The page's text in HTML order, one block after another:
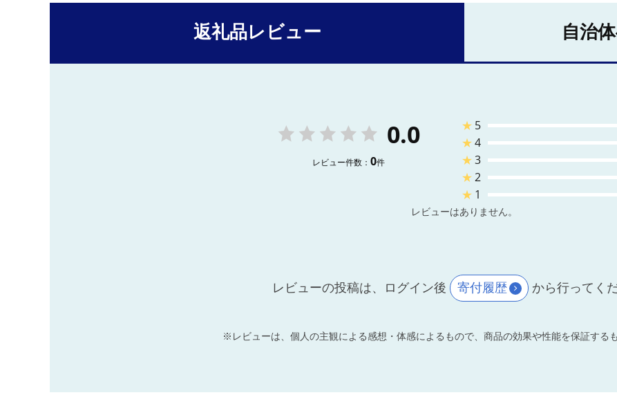
返礼品レビュー 自治
0.0
レビュー件数： 0件
★ 5
★4
★3
★2
★ 1
レビューはありません。
レビューの投稿は、ログイン後 寄付履歴 から行ってく
※レビューは、個人の主観による感想・体感によるもので、商品の効果や性能を保証する